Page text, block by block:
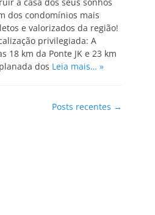
dos condomínios mais
e valorizados da região!
privilegiada: A
18 km da Ponte JK e 23 km
dos Leia mais… »
Posts recentes →